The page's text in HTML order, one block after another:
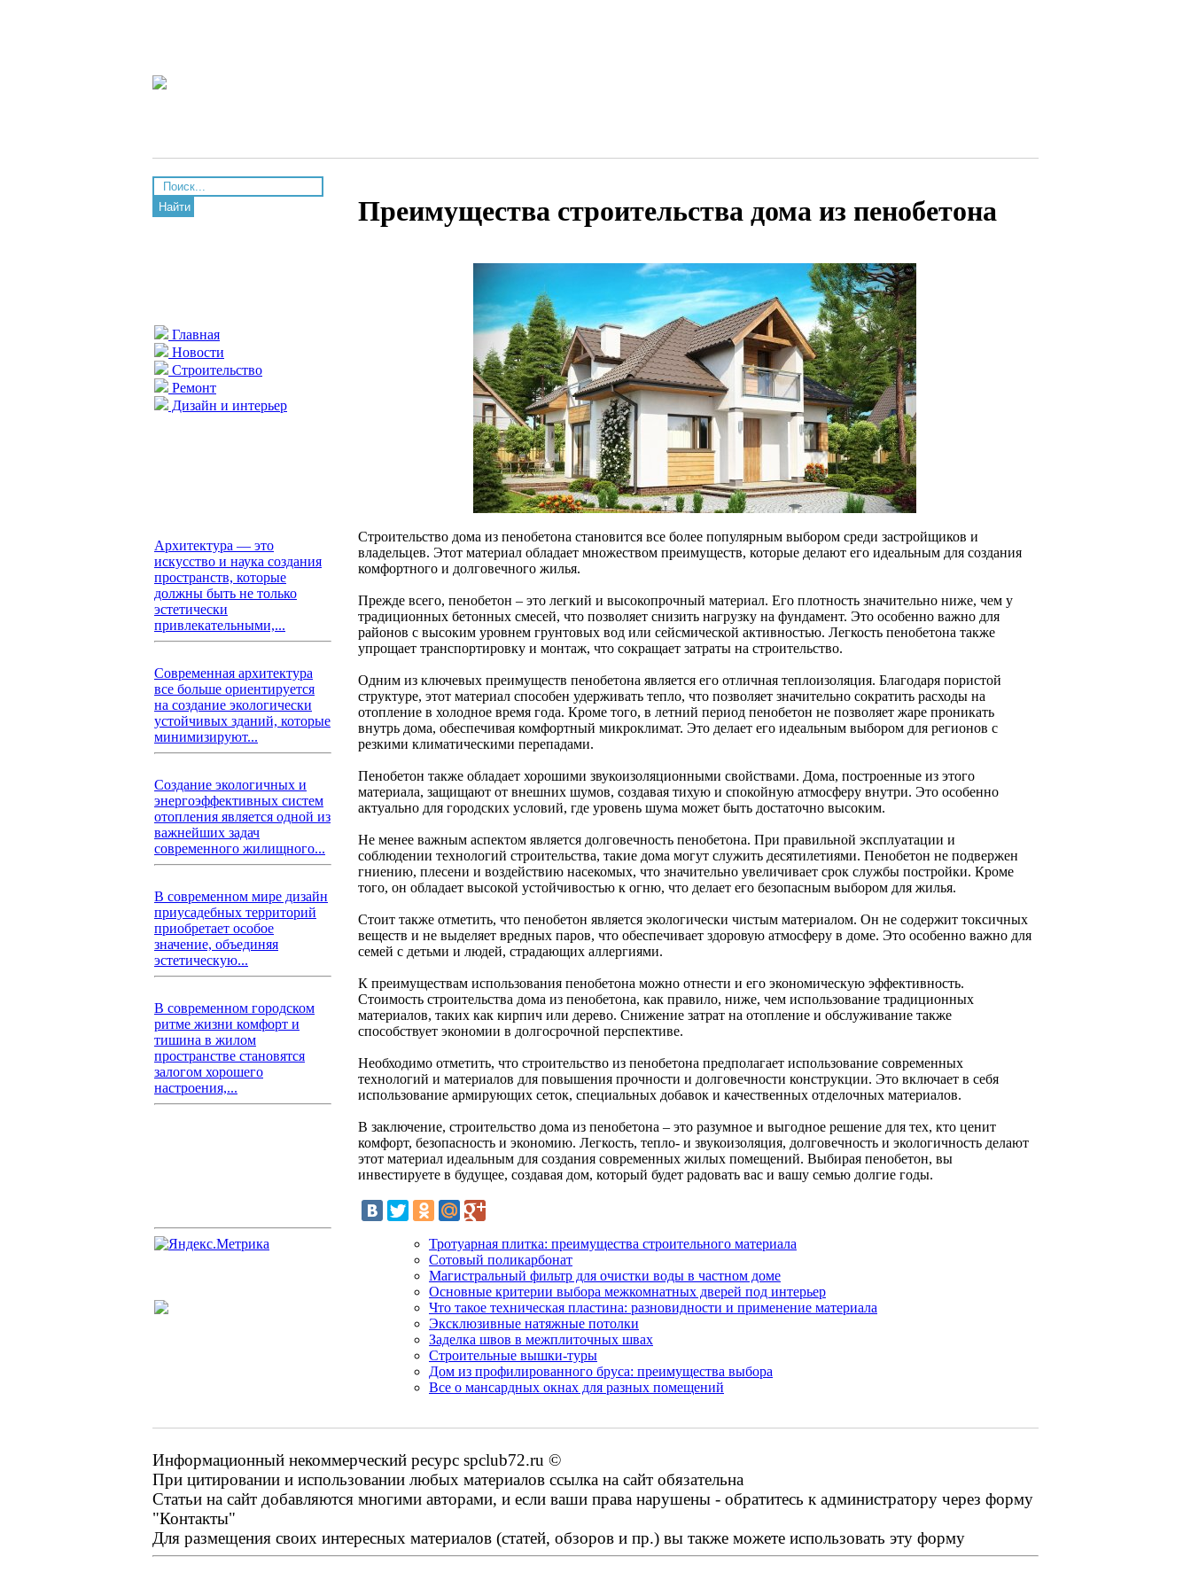
Найти
Главная
Новости
Строительство
Ремонт
Дизайн и интерьер
Архитектура — это
искусство и наука создания
пространств, которые
должны быть не только
эстетически
привлекательными,...
Современная архитектура
все больше ориентируется
на создание экологически
устойчивых зданий, которые
минимизируют...
Создание экологичных и
энергоэффективных систем
отопления является одной из
важнейших задач
современного жилищного...
В современном мире дизайн
приусадебных территорий
приобретает особое
значение, объединяя
эстетическую...
В современном городском
ритме жизни комфорт и
тишина в жилом
пространстве становятся
залогом хорошего
настроения,...
Преимущества строительства дома из пенобетона
Строительство дома из пенобетона становится все более популярным выбором среди застройщиков и
владельцев. Этот материал обладает множеством преимуществ, которые делают его идеальным для создания
комфортного и долговечного жилья.
Прежде всего, пенобетон – это легкий и высокопрочный материал. Его плотность значительно ниже, чем у
традиционных бетонных смесей, что позволяет снизить нагрузку на фундамент. Это особенно важно для
районов с высоким уровнем грунтовых вод или сейсмической активностью. Легкость пенобетона также
упрощает транспортировку и монтаж, что сокращает затраты на строительство.
Одним из ключевых преимуществ пенобетона является его отличная теплоизоляция. Благодаря пористой
структуре, этот материал способен удерживать тепло, что позволяет значительно сократить расходы на
отопление в холодное время года. Кроме того, в летний период пенобетон не позволяет жаре проникать
внутрь дома, обеспечивая комфортный микроклимат. Это делает его идеальным выбором для регионов с
резкими климатическими перепадами.
Пенобетон также обладает хорошими звукоизоляционными свойствами. Дома, построенные из этого
материала, защищают от внешних шумов, создавая тихую и спокойную атмосферу внутри. Это особенно
актуально для городских условий, где уровень шума может быть достаточно высоким.
Не менее важным аспектом является долговечность пенобетона. При правильной эксплуатации и
соблюдении технологий строительства, такие дома могут служить десятилетиями. Пенобетон не подвержен
гниению, плесени и воздействию насекомых, что значительно увеличивает срок службы постройки. Кроме
того, он обладает высокой устойчивостью к огню, что делает его безопасным выбором для жилья.
Стоит также отметить, что пенобетон является экологически чистым материалом. Он не содержит токсичных
веществ и не выделяет вредных паров, что обеспечивает здоровую атмосферу в доме. Это особенно важно для
семей с детьми и людей, страдающих аллергиями.
К преимуществам использования пенобетона можно отнести и его экономическую эффективность.
Стоимость строительства дома из пенобетона, как правило, ниже, чем использование традиционных
материалов, таких как кирпич или дерево. Снижение затрат на отопление и обслуживание также
способствует экономии в долгосрочной перспективе.
Необходимо отметить, что строительство из пенобетона предполагает использование современных
технологий и материалов для повышения прочности и долговечности конструкции. Это включает в себя
использование армирующих сеток, специальных добавок и качественных отделочных материалов.
В заключение, строительство дома из пенобетона – это разумное и выгодное решение для тех, кто ценит
комфорт, безопасность и экономию. Легкость, тепло- и звукоизоляция, долговечность и экологичность делают
этот материал идеальным для создания современных жилых помещений. Выбирая пенобетон, вы
инвестируете в будущее, создавая дом, который будет радовать вас и вашу семью долгие годы.
Тротуарная плитка: преимущества строительного материала
Сотовый поликарбонат
Магистральный фильтр для очистки воды в частном доме
Основные критерии выбора межкомнатных дверей под интерьер
Что такое техническая пластина: разновидности и применение материала
Эксклюзивные натяжные потолки
Заделка швов в межплиточных швах
Строительные вышки-туры
Дом из профилированного бруса: преимущества выбора
Все о мансардных окнах для разных помещений
Информационный некоммерческий ресурс spclub72.ru ©
При цитировании и использовании любых материалов ссылка на сайт обязательна
Статьи на сайт добавляются многими авторами, и если ваши права нарушены - обратитесь к администратору через форму
"Контакты"
Для размещения своих интересных материалов (статей, обзоров и пр.) вы также можете использовать эту форму